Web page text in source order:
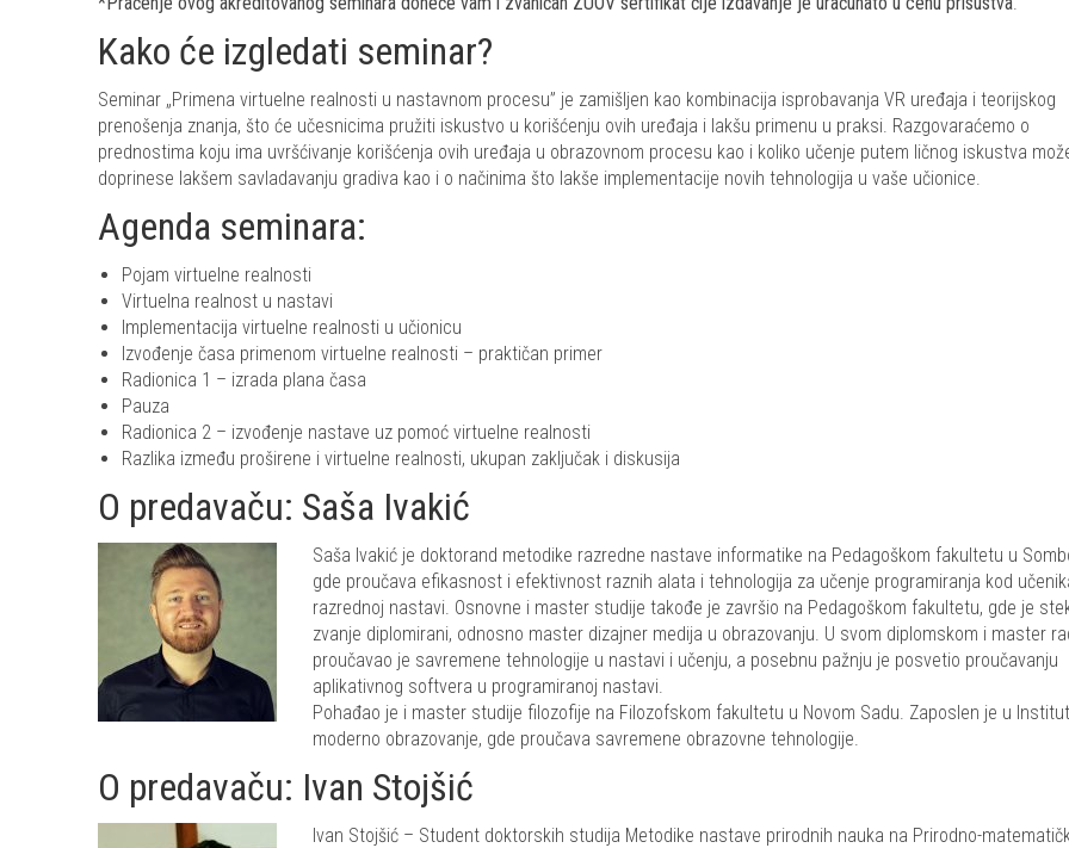
Kako će izgledati seminar?
Seminar „Primena virtuelne realnosti u nastavnom procesu” je zamišljen kao kombinacija isprobavanja VR uređaja i teorijskog
prenošenja znanja, što će učesnicima pružiti iskustvo u korišćenju ovih uređaja i lakšu primenu u praksi. Razgovaraćemo o
prednostima koju ima uvršćivanje korišćenja ovih uređaja u obrazovnom procesu kao i koliko učenje putem ličnog iskustva
doprinese lakšem savladavanju gradiva kao i o načinima što lakše implementacije novih tehnologija u vaše učionice.
Agenda seminara:
Pojam virtuelne realnosti
Virtuelna realnost u nastavi
Implementacija virtuelne realnosti u učionicu
Izvođenje časa primenom virtuelne realnosti – praktičan primer
Radionica 1 – izrada plana časa
Pauza
Radionica 2 – izvođenje nastave uz pomoć virtuelne realnosti
Razlika između proširene i virtuelne realnosti, ukupan zaključak i diskusija
O predavaču: Saša Ivakić
Saša Ivakić je doktorand metodike razredne nastave informatike na Pedagoškom fakultetu u
gde proučava efikasnost i efektivnost raznih alata i tehnologija za učenje programiranja kod
razrednoj nastavi. Osnovne i master studije takođe je završio na Pedagoškom fakultetu, gde je
zvanje diplomirani, odnosno master dizajner medija u obrazovanju. U svom diplomskom i master
proučavao je savremene tehnologije u nastavi i učenju, a posebnu pažnju je posvetio proučavanju
aplikativnog softvera u programiranoj nastavi.
Pohađao je i master studije filozofije na Filozofskom fakultetu u Novom Sadu. Zaposlen je u
moderno obrazovanje, gde proučava savremene obrazovne tehnologije.
O predavaču: Ivan Stojšić
Ivan Stojšić – Student doktorskih studija Metodike nastave prirodnih nauka na Prirodno-